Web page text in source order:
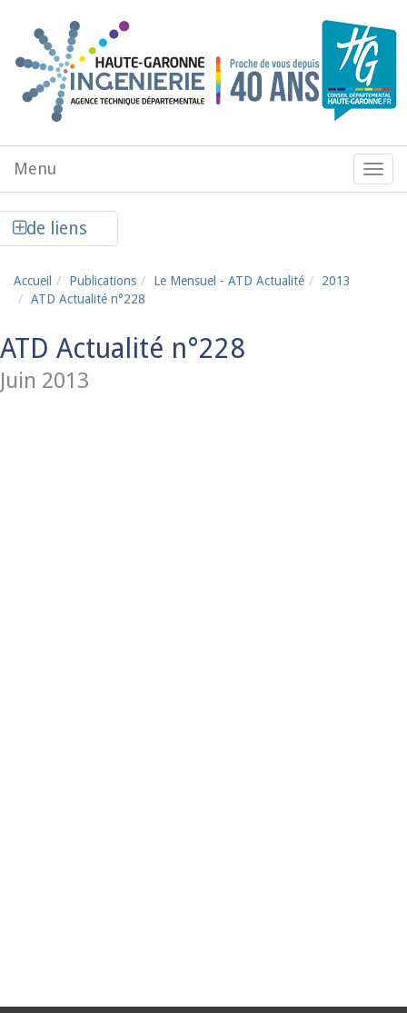
Menu
de
Menu
de liens
Accueil Publications Le Mensuel - ATD Actualité
2013
ATD Actualité n°228
ATD Actualité n°228
Juin 2013